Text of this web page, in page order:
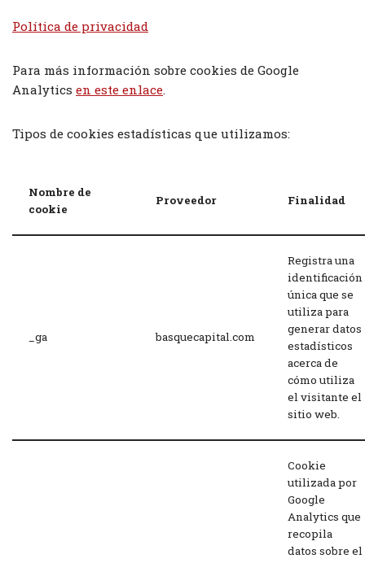
Política de privacidad
Para más información sobre cookies de Google
Analytics en este enlace.
Tipos de cookies estadísticas que utilizamos:
Nombre de
cookie
Proveedor Finalidad
_ga basquecapital.com
Registra una
identificación
única que se
utiliza para
generar datos
estadísticos
acerca de
cómo utiliza
el visitante el
sitio web.
Cookie
utilizada por
Google
Analytics que
recopila
datos sobre el